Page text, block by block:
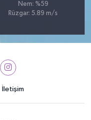
Nem: %59
Rüzgar: 5.89 m/s
İletişim